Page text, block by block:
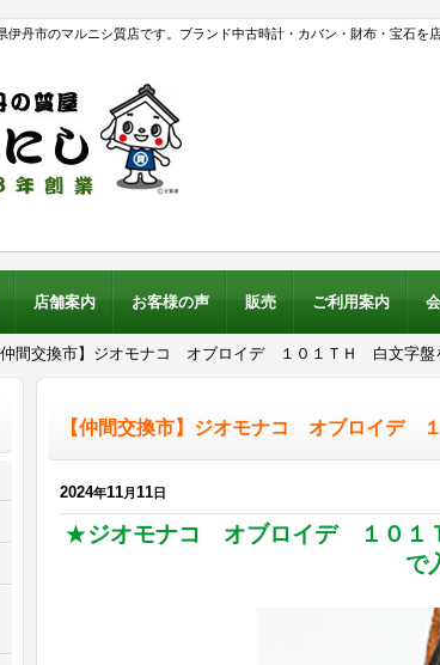
伊丹市のマルニシ質店です。ブランド中古時計・カバン・財布・宝石を
店舗案内 お客様の声 販売 ご利用案内
仲間交換市】ジオモナコ オブロイデ １０１ＴＨ 白文字盤
【仲間交換市】ジオモナコ オブロイデ
2024年11月11日
★ジオモナコ オブロイデ １０１
で